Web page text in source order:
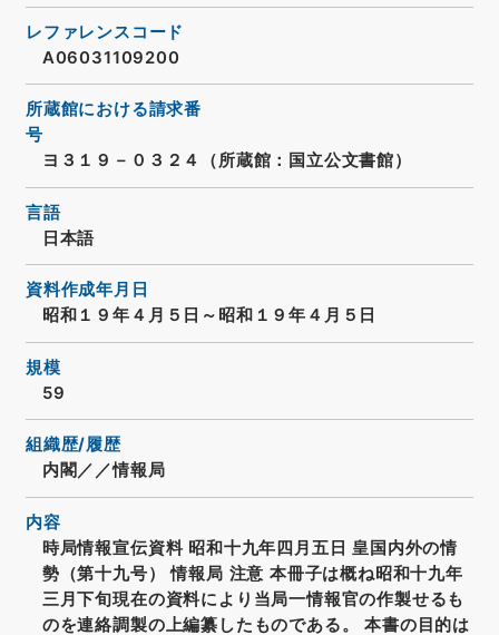
レファレンスコード
A06031109200
所蔵館における請求番
号
ヨ３１９－０３２４（所蔵館：国立公文書館）
言語
日本語
資料作成年月日
昭和１９年４月５日～昭和１９年４月５日
規模
59
組織歴/履歴
内閣／／情報局
内容
時局情報宣伝資料 昭和十九年四月五日 皇国内外の情
勢（第十九号） 情報局 注意 本冊子は概ね昭和十九年
三月下旬現在の資料により当局一情報官の作製せるも
のを連絡調製の上編纂したものである。 本書の目的は